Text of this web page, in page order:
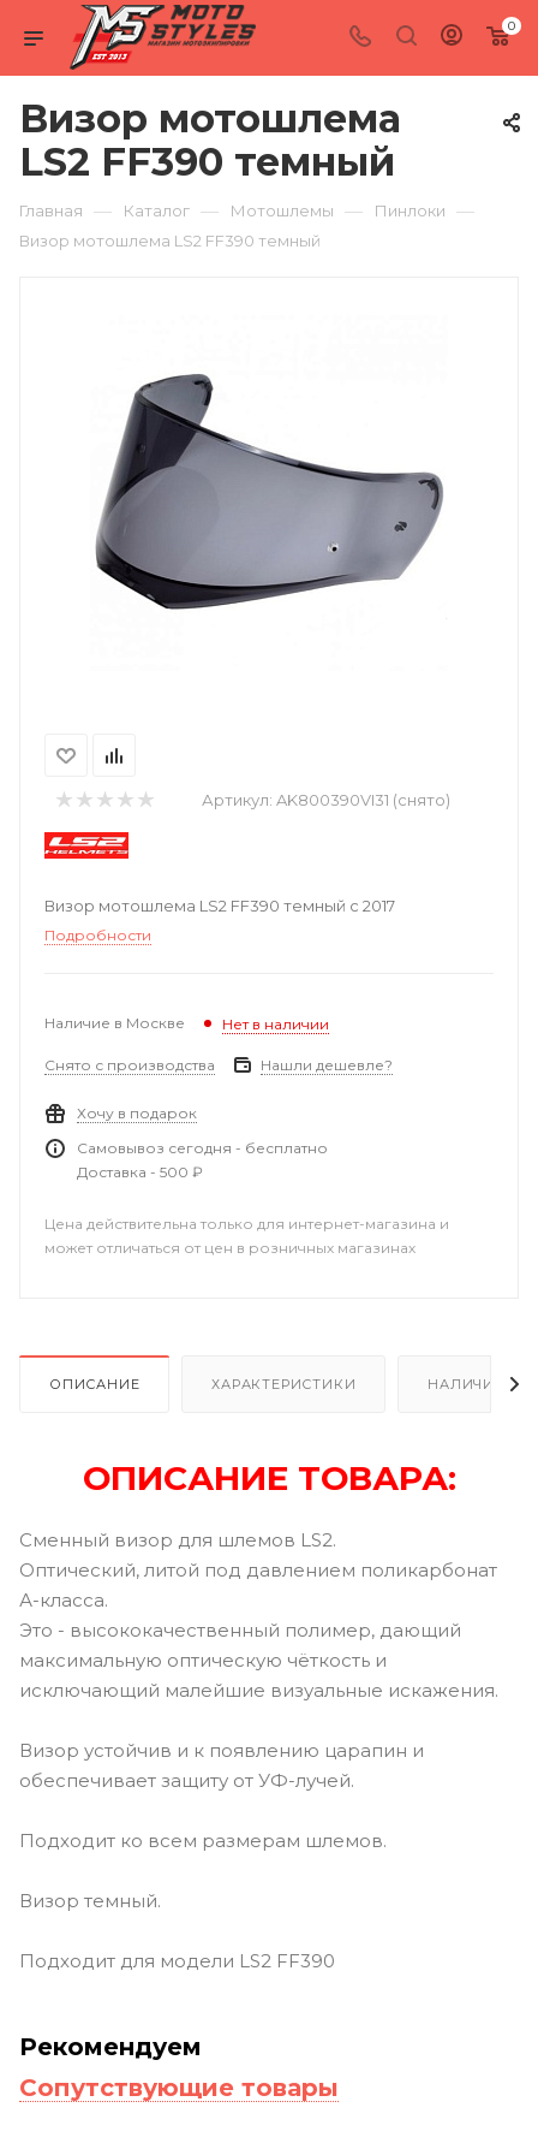
0
Визор мотошлема
LS2 FF390 темный
Главная — Каталог — Мотошлемы — Пинлоки —
Визор мотошлема LS2 FF390 темный
Артикул: AK800390VI31 (снято)
Визор мотошлема LS2 FF390 темный с 2017
Подробности
Наличие в Москве Нет в наличии
Снято с производства Нашли дешевле?
Хочу в подарок
Самовывоз сегодня - бесплатно
Доставка - 500 ₽
Цена действительна только для интернет-магазина и
может отличаться от цен в розничных магазинах
ОПИСАНИЕ ХАРАКТЕРИСТИКИ НАЛИЧИЕ
ОПИСАНИЕ ТОВАРА:
Сменный визор для шлемов LS2.
Оптический, литой под давлением поликарбонат
А-класса.
Это - высококачественный полимер, дающий
максимальную оптическую чёткость и
исключающий малейшие визуальные искажения.
Визор устойчив и к появлению царапин и
обеспечивает защиту от УФ-лучей.
Подходит ко всем размерам шлемов.
Визор темный.
Подходит для модели LS2 FF390
Рекомендуем
Сопутствующие товары